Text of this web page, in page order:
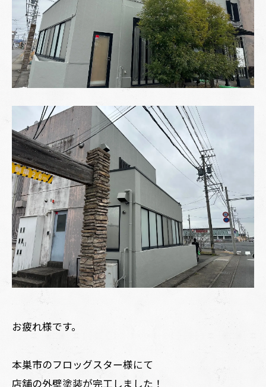
お疲れ様です。
本巣市のフロッグスター様にて
店舗の外壁塗装が完工しました！